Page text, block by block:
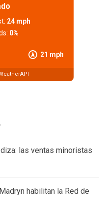
21 mph
24 mph
0%
las ventas minoristas
habilitan la Red de